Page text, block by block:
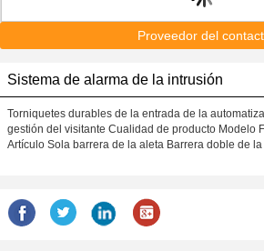
Proveedor del
Sistema de alarma de la intrusión
Torniquetes durables de la entrada de la
gestión del visitante Cualidad de producto Modelo
Artículo Sola barrera de la aleta Barrera doble de la